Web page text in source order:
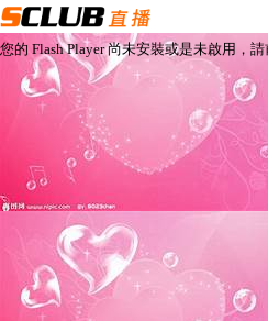
您的 Flash Player 尚未安裝或是未啟用，請